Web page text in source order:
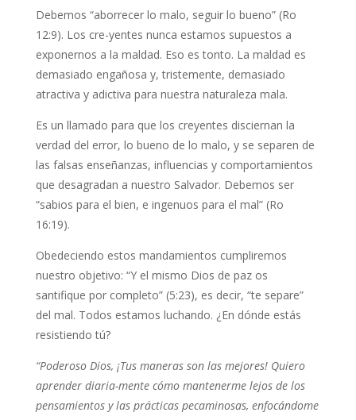
Debemos “aborrecer lo malo, seguir lo bueno” (Ro
12:9). Los cre-yentes nunca estamos supuestos a
exponernos a la maldad. Eso es tonto. La maldad es
demasiado engañosa y, tristemente, demasiado
atractiva y adictiva para nuestra naturaleza mala.
Es un llamado para que los creyentes disciernan la
verdad del error, lo bueno de lo malo, y se separen de
las falsas enseñanzas, influencias y comportamientos
que desagradan a nuestro Salvador. Debemos ser
“sabios para el bien, e ingenuos para el mal” (Ro
16:19).
Obedeciendo estos mandamientos cumpliremos
nuestro objetivo: “Y el mismo Dios de paz os
santifique por completo” (5:23), es decir, “te separe”
del mal. Todos estamos luchando. ¿En dónde estás
resistiendo tú?
“Poderoso Dios, ¡Tus maneras son las mejores! Quiero
aprender diaria-mente cómo mantenerme lejos de los
pensamientos y las prácticas pecaminosas, enfocándome